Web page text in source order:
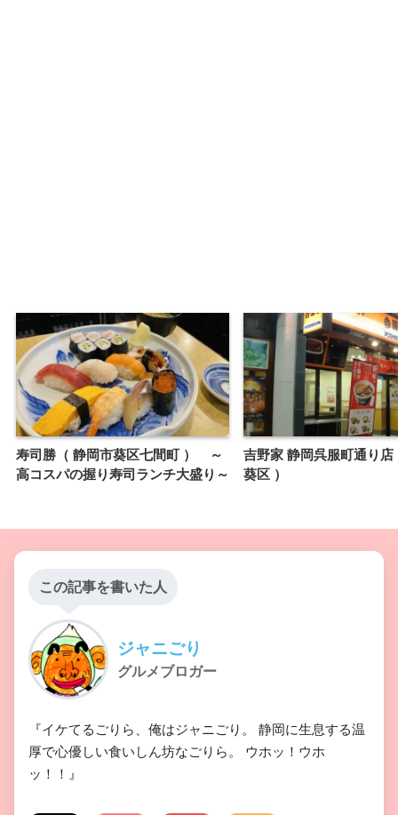
寿司勝（ 静岡市葵区七間町 ） ～
高コスパの握り寿司ランチ大盛り～
吉野家 静岡呉服町通り店
葵区 ）
この記事を書いた人
ジャニごり
グルメブロガー
『イケてるごりら、俺はジャニごり。 静岡に生息する温
厚で心優しい食いしん坊なごりら。 ウホッ！ウホ
ッ！！』